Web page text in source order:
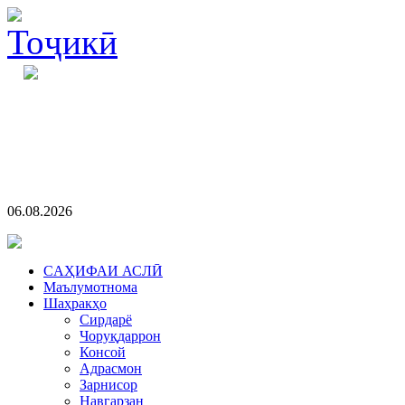
06.08.2026
CАҲИФАИ АСЛӢ
Маълумотнома
Шаҳракҳо
Сирдарё
Чоруқдаррон
Консой
Адрасмон
Зарнисор
Навгарзан